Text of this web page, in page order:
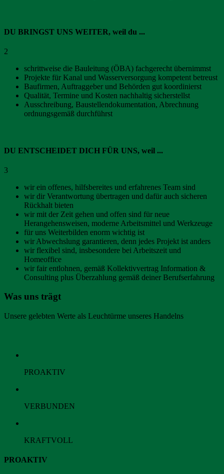
DU BRINGST UNS WEITER, weil du ...
2
schrittweise die Bauleitung (ÖBA) fachgerecht übernimmst
Projekte für Kanal und Wasserversorgung kompetent betreust
Baufirmen, Auftraggeber und Behörden gut koordinierst
Qualität, Termine und Kosten nachhaltig sicherstellst
Ausschreibung, Baustellendokumentation, Abrechnung
ordnungsgemäß durchführst
DU ENTSCHEIDET DICH FÜR UNS, weil ...
3
wir ein offenes, hilfsbereites und erfahrenes Team sind
wir dir Verantwortung übertragen und dafür auch sicheren
Rückhalt bieten
wir mit der Zeit gehen und offen sind für neue
Herangehensweisen, moderne Arbeitsmittel und Werkzeuge
für uns Weiterbilden enorm wichtig ist
wir Abwechslung garantieren, denn jedes Projekt ist anders
wir flexibel sind, insbesondere bei Arbeitszeit und
Homeoffice
wir fair entlohnen, gemäß Kollektivvertrag Information &
Consulting plus Überzahlung gemäß deiner Berufserfahrung
Was uns trägt
Unsere gelebten Werte als Leuchtürme unseres Handelns
PROAKTIV
VERBUNDEN
KRAFTVOLL
PROAKTIV